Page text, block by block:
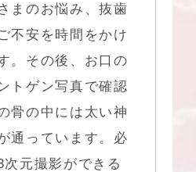
まのお悩み、抜歯
不安を時間をかけ
。その後、お口の
トゲン写真で確認
骨の中には太い神
通っています。必
元撮影ができる